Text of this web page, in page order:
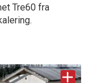
Tre60 fra